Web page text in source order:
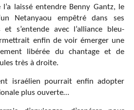
laissé entendre Benny Gantz, le
Netanyaou empêtré dans ses
et s’entende avec l’alliance bleu-
enfin de voir émerger une
libérée du chantage et de
très à droite.
israélien pourrait enfin adopter
plus ouverte…